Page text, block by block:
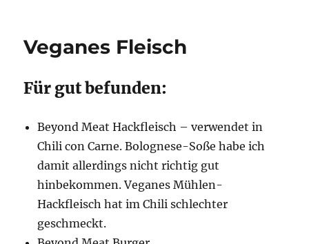
Mängeln
Veganes Fleisch
Für gut befunden:
Beyond Meat Hackfleisch – verwendet in
Chili con Carne. Bolognese-Soße habe ich
damit allerdings nicht richtig gut
hinbekommen. Veganes Mühlen-
Hackfleisch hat im Chili schlechter
geschmeckt.